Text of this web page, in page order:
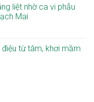
liệt nhờ ca vi phẫu
Mai
từ tâm, khơi mầm